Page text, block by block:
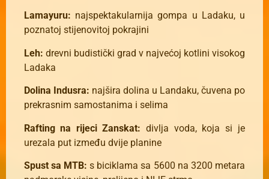
Lamayuru: najspektakularnija gompa u Ladaku, u
poznatoj stijenovitoj pokrajini
Leh: drevni budistički grad v najvećoj kotlini visokog
Ladaka
Dolina Indusra: najšira dolina u Landaku, čuvena po
prekrasnim samostanima i selima
Rafting na rijeci Zanskat: divlja voda, koja si je
urezala put između dvije planine
Spust sa MTB: s biciklama sa 5600 na 3200 metara